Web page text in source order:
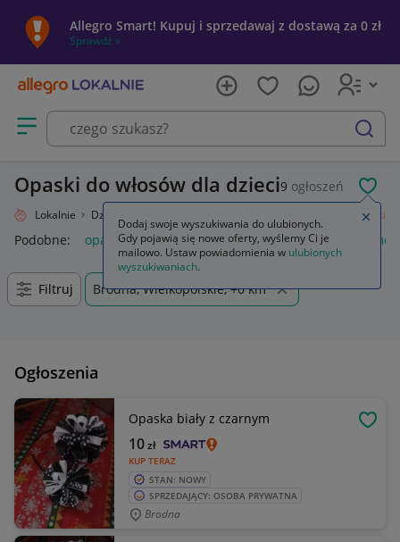
Allegro Smart! Kupuj i sprzedawaj z dostawą za 0 zł
Sprawdź »
Otwórz menu z kategoriami
szukaj
Opaski do włosów dla dzieci9 ogłoszeń
Lokalnie Dziecko Opaski
Podobne: opaski opaski zaciskowe opaski do włosów
Filtruj Brodna, Wielkopolskie, +0 km
Ogłoszenia
Opaska biały z czarnym
KUP TERAZ
10zł
STAN: NOWY
SPRZEDAJĄCY: OSOBA PRYWATNA
Brodna
Dodaj swoje wyszukiwania do ulubionych.
Gdy pojawią się nowe oferty, wyślemy Ci je
mailowo. Ustaw powiadomienia w ulubionych
wyszukiwaniach.